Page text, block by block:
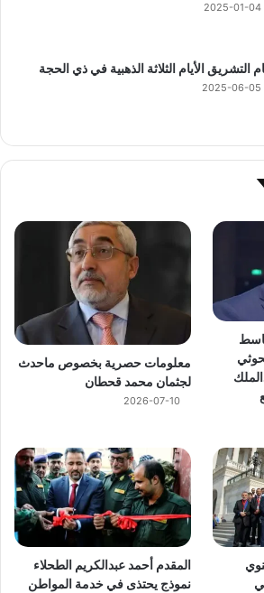
2025-01-04
التشريق الأيام الثلاثة الذهبية في ذي الحجة
2025-06-05
معلومات حصرية بخصوص ماحدث
لجثمان محمد قحطان
2026-07-10
المقدم أحمد عبدالكريم الطحلاء
نموذج يحتذى في خدمة المواطن